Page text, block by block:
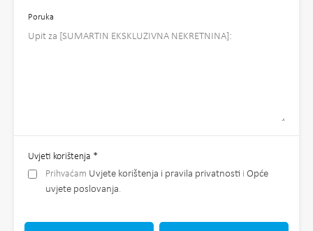
Poruka
Uvjeti korištenja *
Prihvaćam Uvjete korištenja i pravila privatnosti i Opće
uvjete poslovanja.